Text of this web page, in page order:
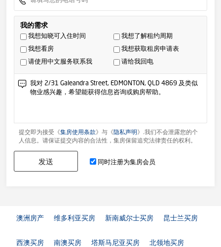
我的需求
我想知晓可入住时间
我想了解租约周期
我想看房
我想获取租房申请表
请使用中文服务联系我
请给我回电
提交即为接受《集房使用条款》与《 隐私声明 》.我们不会泄露您的个
人信息。请保证提交内容的合法性，集房保留追究法律责任的权利。
发送 同时注册为集房会员
澳洲房产 维多利亚买房 新南威尔士买房 昆士兰买房
西澳买房 南澳买房 塔斯马尼亚买房 北领地买房